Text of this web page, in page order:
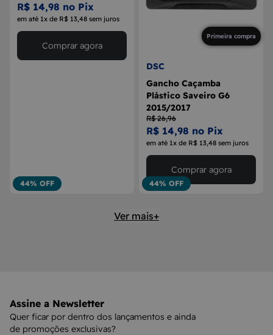
R$ 14,98 no Pix
em até 1x de R$ 13,48 sem juros
44% OFF
Comprar agora
Primeira compra
DSC
Gancho Caçamba
Plástico Saveiro G6
2015/2017
R$ 26,96
R$ 14,98 no Pix
em até 1x de R$ 13,48 sem juros
44% OFF
Comprar agora
Ver mais+
Assine a Newsletter
Quer ficar por dentro dos lançamentos e ainda
de promoções exclusivas?